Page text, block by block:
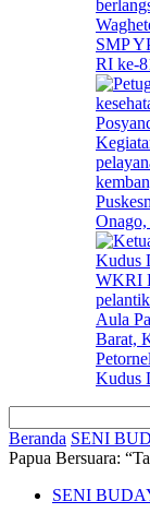
SMP
RI ke-
Onago,
Kudus
Beranda SENI
Papua Bersuara:
SENI